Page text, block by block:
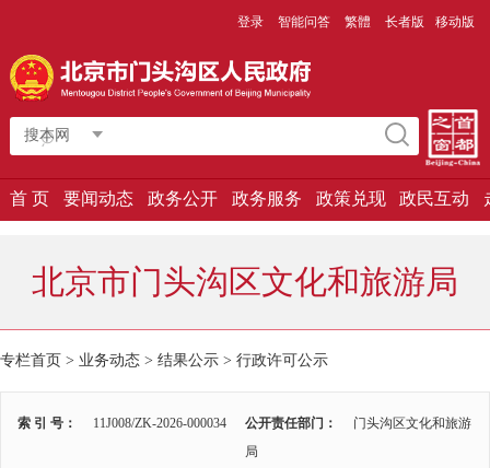
登录 智能问答 繁體 长者版 移动版
搜本网
首 页 要闻动态 政务公开 政务服务 政策兑现 政民互动
北京市门头沟区文化和旅游局
专栏首页 > 业务动态 > 结果公示 > 行政许可公示
索 引 号： 11J008/ZK-2026-000034 公开责任部门：
门头沟区文化和旅游
局